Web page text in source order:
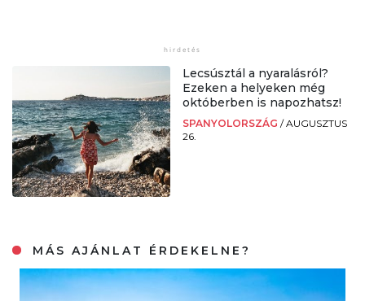
Lecsúsztál a nyaralásról?
Ezeken a helyeken még
októberben is napozhatsz!
SPANYOLORSZÁG /AUGUSZTUS
26.
MÁS AJÁNLAT ÉRDEKELNE?